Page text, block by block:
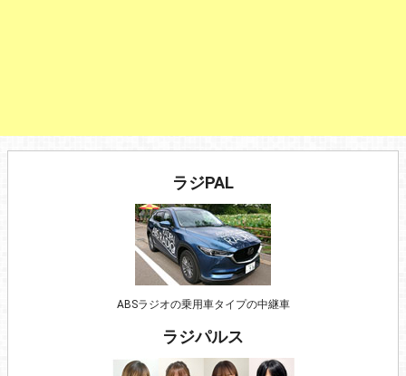
ラジPAL
ABSラジオの乗用車タイプの中継車
ラジパルス